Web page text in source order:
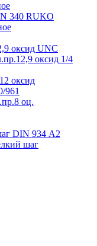
340 RUKO
оксид UNC
оксид 1/4
оксид
961
оц.
DIN 934 А2
шаг